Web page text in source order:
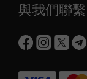
與我們聯繫